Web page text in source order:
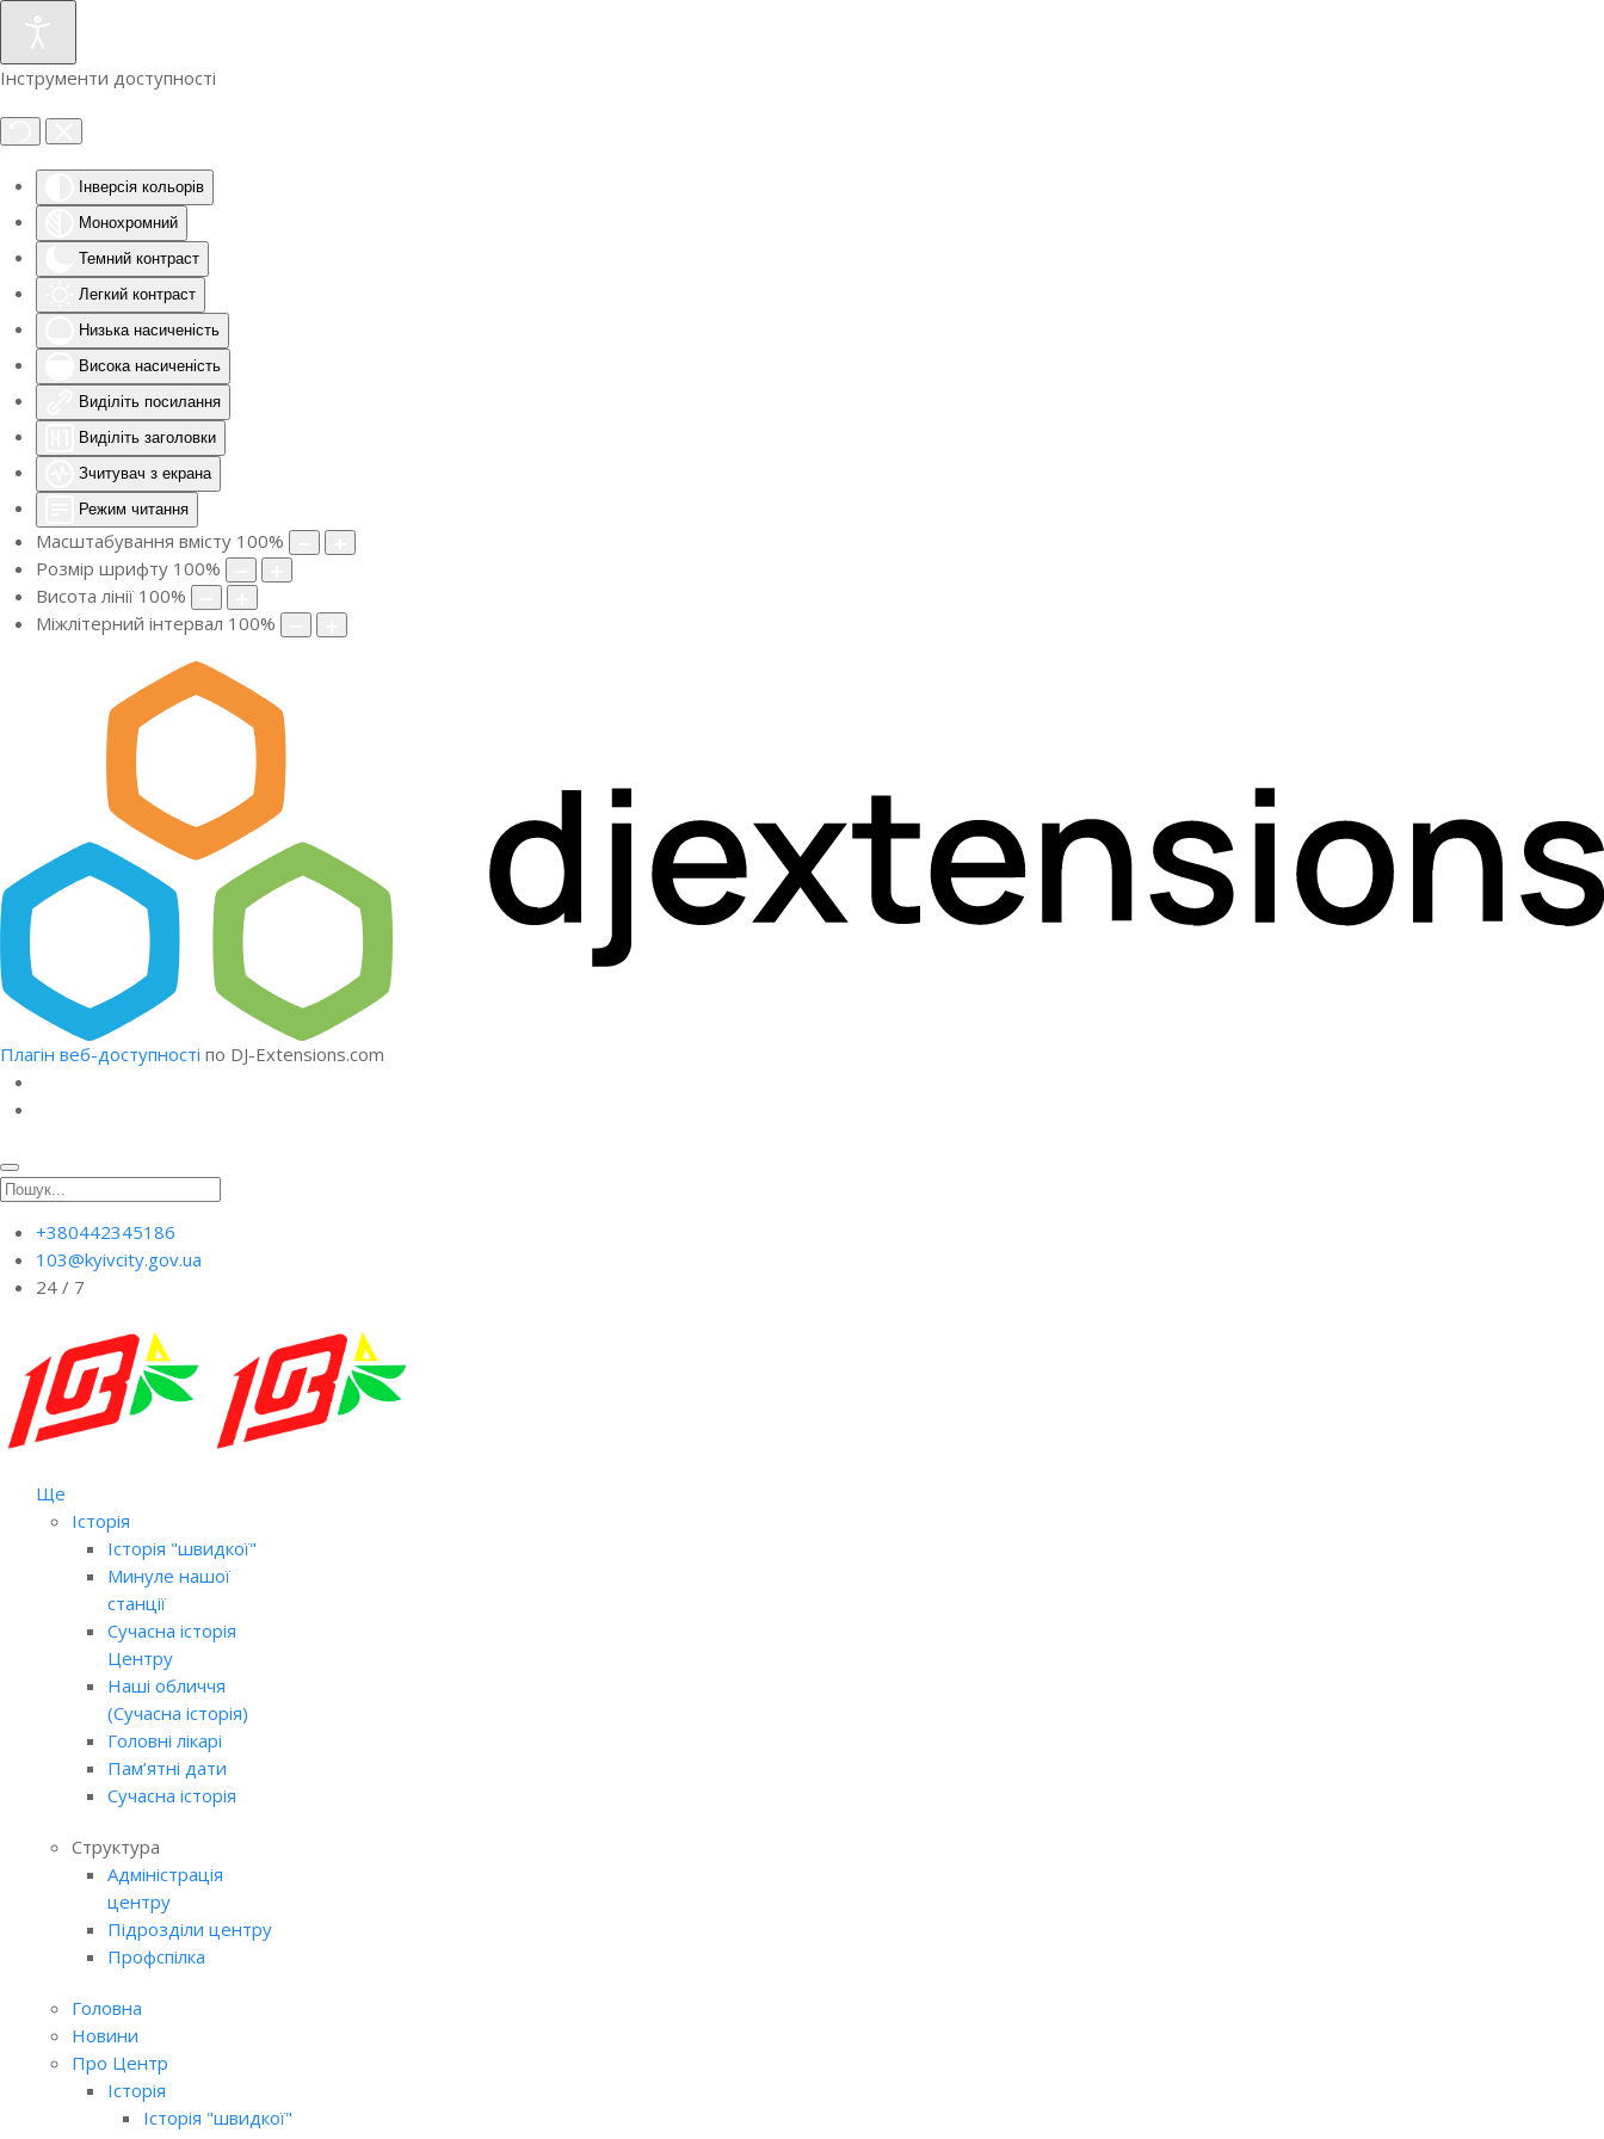
Інструменти доступності
Інверсія кольорів
Монохромний
Темний контраст
Легкий контраст
Низька насиченість
Висока насиченість
Виділіть посилання
Виділіть заголовки
Зчитувач з екрана
Режим читання
Масштабування вмісту 100%
Розмір шрифту 100%
Висота лінії 100%
Міжлітерний інтервал 100%
Плагін веб-доступності по DJ-Extensions.com
+380442345186
103@kyivcity.gov.ua
24 / 7
Ще
Історія
Історія "швидкої"
Минуле нашої
станції
Сучасна історія
Центру
Наші обличчя
(Сучасна історія)
Головні лікарі
Пам’ятні дати
Сучасна історія
Структура
Адміністрація
центру
Підрозділи центру
Профспілка
Головна
Новини
Про Центр
Історія
Історія "швидкої"